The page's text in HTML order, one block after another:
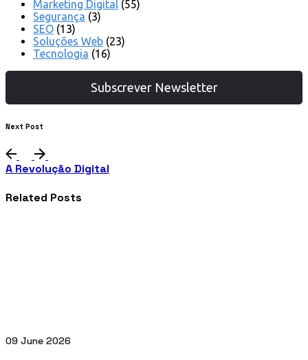
Marketing Digital (55)
Segurança (3)
SEO (13)
Soluções Web (23)
Tecnologia (16)
Subscrever Newsletter
Next Post
A Revolução Digital
Related Posts
09 June 2026